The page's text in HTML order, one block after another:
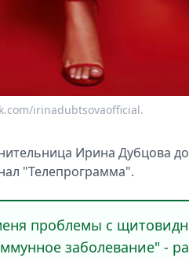
irinadubtsovaofficial.
Ирина Дубцова
"Телепрограмма".
проблемы с
заболевание" -